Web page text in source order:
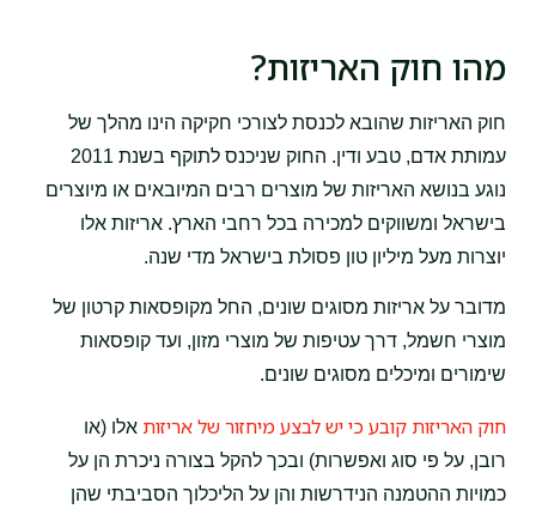
מהו חוק האריזות?
חוק האריזות שהובא לכנסת לצורכי חקיקה הינו מהלך של
עמותת אדם, טבע ודין. החוק שניכנס לתוקף בשנת 2011
נוגע בנושא האריזות של מוצרים רבים המיובאים או מיוצרים
בישראל ומשווקים למכירה בכל רחבי הארץ. אריזות אלו
יוצרות מעל מיליון טון פסולת בישראל מדי שנה.
מדובר על אריזות מסוגים שונים, החל מקופסאות קרטון של
מוצרי חשמל, דרך עטיפות של מוצרי מזון, ועד קופסאות
שימורים ומיכלים מסוגים שונים.
חוק האריזות קובע כי יש לבצע מיחזור של אריזות אלו (או
רובן, על פי סוג ואפשרות) ובכך להקל בצורה ניכרת הן על
כמויות ההטמנה הנידרשות והן על הליכלוך הסביבתי שהן